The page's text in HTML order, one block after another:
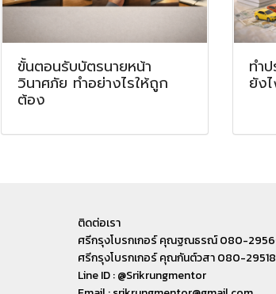
ขั้นตอนรับบัตรนายหน้า
วินาศภัย ทำอย่างไรให้ถูก
ต้อง
ทำ
ยัง
ติดต่อเรา
ศรีกรุงโบรกเกอร์ คุณฐณธรณ์ 080-
ศรีกรุงโบรกเกอร์ คุณกันต์วสา 080-
Line ID : @Srikrungmentor